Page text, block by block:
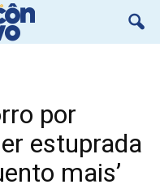
por
estuprada
mais’